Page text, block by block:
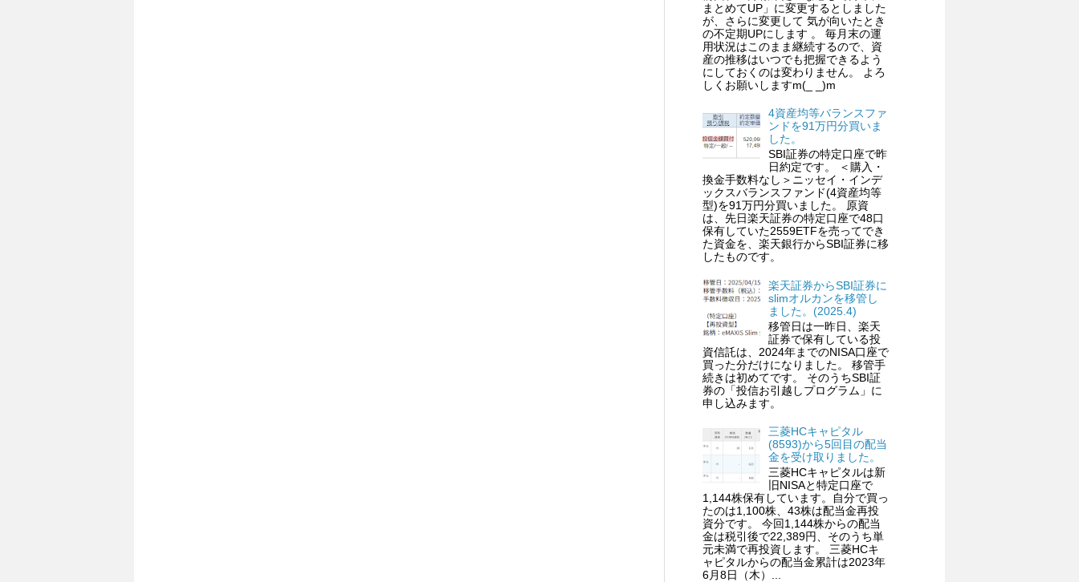
まとめてUP」に変更するとしました
が、さらに変更して 気が向いたとき
の不定期UPにします 。 毎月末の運
用状況はこのまま継続するので、資
産の推移はいつでも把握できるよう
にしておくのは変わりません。 よろ
しくお願いしますm(_ _)m
4資産均等バランスファ
ンドを91万円分買いま
した。
SBI証券の特定口座で昨
日約定です。 ＜購入・
換金手数料なし＞ニッセイ・インデ
ックスバランスファンド(4資産均等
型)を91万円分買いました。 原資
は、先日楽天証券の特定口座で48口
保有していた2559ETFを売ってでき
た資金を、楽天銀行からSBI証券に移
したものです。
楽天証券からSBI証券に
slimオルカンを移管し
ました。(2025.4)
移管日は一昨日、楽天
証券で保有している投
資信託は、2024年までのNISA口座で
買った分だけになりました。 移管手
続きは初めてです。 そのうちSBI証
券の「投信お引越しプログラム」に
申し込みます。
三菱HCキャピタル
(8593)から5回目の配当
金を受け取りました。
三菱HCキャピタルは新
旧NISAと特定口座で
1,144株保有しています。自分で買っ
たのは1,100株、43株は配当金再投
資分です。 今回1,144株からの配当
金は税引後で22,389円、そのうち単
元未満で再投資します。 三菱HCキ
ャピタルからの配当金累計は2023年
6月8日（木）...